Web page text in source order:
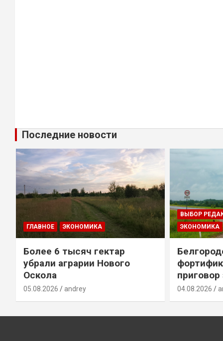
Последние новости
ГЛАВНОЕ ЭКОНОМИКА
Более 6 тысяч гектар
убрали аграрии Нового
Оскола
05.08.2026 andrey
ВЫБОР
ЭКОНОМИКА
04.08.2026